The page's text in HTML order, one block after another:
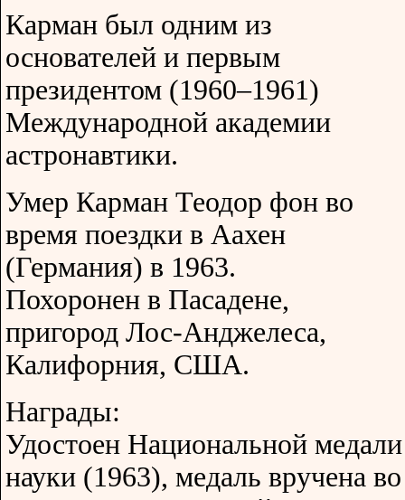
Карман был одним из
основателей и первым
президентом (1960–1961)
Международной академии
астронавтики.
Умер Карман Теодор фон во
время поездки в Аахен
(Германия) в 1963.
Похоронен в Пасадене,
пригород Лос-Анджелеса,
Калифорния, США.
Награды:
Удостоен Национальной медали
науки (1963), медаль вручена во